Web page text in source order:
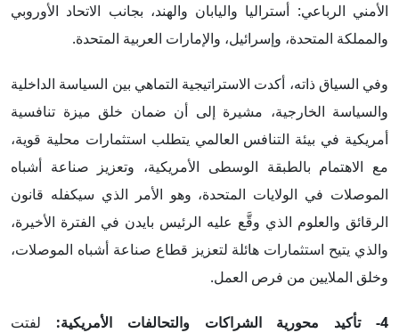
الأمني الرباعي: أستراليا واليابان والهند، بجانب الاتحاد الأوروبي
والمملكة المتحدة، وإسرائيل، والإمارات العربية المتحدة.
وفي السياق ذاته، أكدت الاستراتيجية التماهي بين السياسة الداخلية
والسياسة الخارجية، مشيرة إلى أن ضمان خلق ميزة تنافسية
أمريكية في بيئة التنافس العالمي يتطلب استثمارات محلية قوية،
مع الاهتمام بالطبقة الوسطى الأمريكية، وتعزيز صناعة أشباه
الموصلات في الولايات المتحدة، وهو الأمر الذي سيكفله قانون
الرقائق والعلوم الذي وقَّع عليه الرئيس بايدن في الفترة الأخيرة،
والذي يتيح استثمارات هائلة لتعزيز قطاع صناعة أشباه الموصلات،
وخلق الملايين من فرص العمل.
4- تأكيد محورية الشراكات والتحالفات الأمريكية:
لفتت